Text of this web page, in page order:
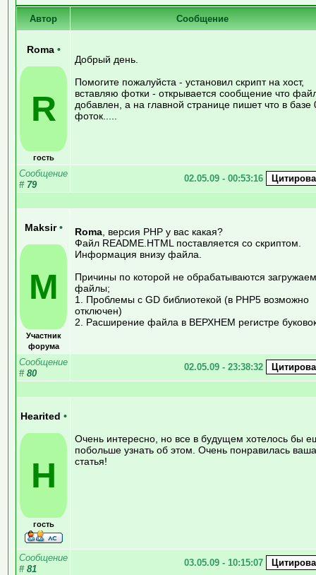
Автор Сообщение
Roma •
R
гость
Добрый день.
Помогите пожалуйста - установил скрипт на хост,
вставляю фотки - открывается сообщение что
добавлен, а на главной странице пишет что в базе
фоток.....
Сообщение
# 79
02.05.09 - 00:53:16
Maksir •
M
Участник
форума
Roma , версия PHP у вас какая?
Файл README.HTML поставляется со скриптом.
Информация внизу файла.
Причины по которой не обрабатываются
файлы;
1. Проблемы с GD библиотекой (в PHP5 возможно
отключен)
2. Расширение файла в ВЕРХНЕМ регистре
Сообщение
# 80
02.05.09 - 23:38:32
Hearited •
H
гость
Очень интересно, но все в будущем хотелось бы
побольше узнать об этом. Очень понравилась ваша
статья!
Сообщение
# 81
03.05.09 - 10:15:07